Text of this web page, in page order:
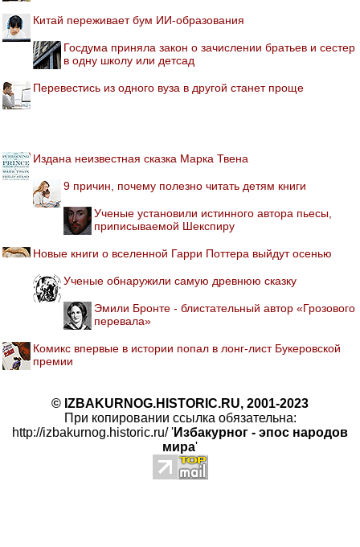
Китай переживает бум ИИ-образования
Госдума приняла закон о зачислении братьев и сестер
в одну школу или детсад
Перевестись из одного вуза в другой станет проще
Издана неизвестная сказка Марка Твена
9 причин, почему полезно читать детям книги
Ученые установили истинного автора пьесы,
приписываемой Шекспиру
Новые книги о вселенной Гарри Поттера выйдут осенью
Ученые обнаружили самую древнюю сказку
Эмили Бронте - блистательный автор «Грозового
перевала»
Комикс впервые в истории попал в лонг-лист Букеровской
премии
© IZBAKURNOG.HISTORIC.RU, 2001-2023
При копировании ссылка обязательна:
http://izbakurnog.historic.ru/ 'Избакурног - эпос народов
мира'